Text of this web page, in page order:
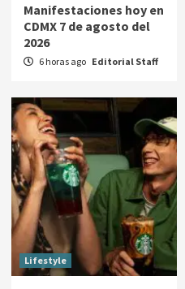
Manifestaciones hoy en
CDMX 7 de agosto del
2026
6 horas ago Editorial Staff
Lifestyle